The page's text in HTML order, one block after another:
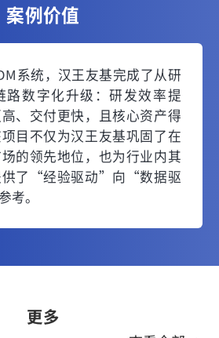
案例价值
系统，汉王友基完成了从研
路数字化升级：研发效率提
、交付更快，且核心资产得
目不仅为汉王友基巩固了在
的领先地位，也为行业内其
供了“经验驱动”向“数据驱
考。
更多